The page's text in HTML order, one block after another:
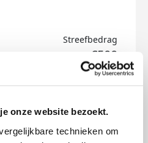
onze website bezoekt.
technieken om
Streefbedrag
€500
badges